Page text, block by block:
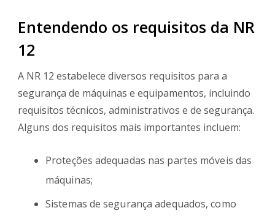
Entendendo os requisitos da NR
12
A NR 12 estabelece diversos requisitos para a
segurança de máquinas e equipamentos, incluindo
requisitos técnicos, administrativos e de segurança.
Alguns dos requisitos mais importantes incluem:
Proteções adequadas nas partes móveis das
máquinas;
Sistemas de segurança adequados, como